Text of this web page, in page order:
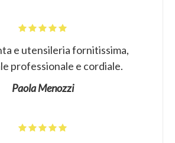
e utensileria fornitissima,
professionale e cordiale.
Paola Menozzi